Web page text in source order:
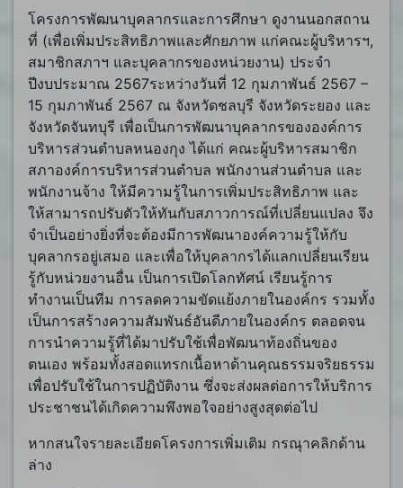
โครงการพัฒนาบุคลากรและการศึกษา ดูงานนอกสถาน
ที่ (เพื่อเพิ่มประสิทธิภาพและศักยภาพ แก่คณะผู้บริหารฯ,
สมาชิกสภาฯ และบุคลากรของหน่วยงาน) ประจำ
ปีงบประมาณ 2567ระหว่างวันที่ 12 กุมภาพันธ์ 2567 –
15 กุมภาพันธ์ 2567 ณ จังหวัดชลบุรี จังหวัดระยอง และ
จังหวัดจันทบุรี เพื่อเป็นการพัฒนาบุคลากรขององค์การ
บริหารส่วนตำบลหนองกุง ได้แก่ คณะผู้บริหารสมาชิก
สภาองค์การบริหารส่วนตำบล พนักงานส่วนตำบล และ
พนักงานจ้าง ให้มีความรู้ในการเพิ่มประสิทธิภาพ และ
ให้สามารถปรับตัวให้ทันกับสภาวการณ์ที่เปลี่ยนแปลง จึง
จำเป็นอย่างยิ่งที่จะต้องมีการพัฒนาองค์ความรู้ให้กับ
บุคลากรอยู่เสมอ และเพื่อให้บุคลากรได้แลกเปลี่ยนเรียน
รู้กับหน่วยงานอื่น เป็นการเปิดโลกทัศน์ เรียนรู้การ
ทำงานเป็นทีม การลดความขัดแย้งภายในองค์กร รวมทั้ง
เป็นการสร้างความสัมพันธ์อันดีภายในองค์กร ตลอดจน
การนำความรู้ที่ได้มาปรับใช้เพื่อพัฒนาท้องถิ่นของ
ตนเอง พร้อมทั้งสอดแทรกเนื้อหาด้านคุณธรรมจริยธรรม
เพื่อปรับใช้ในการปฏิบัติงาน ซึ่งจะส่งผลต่อการให้บริการ
ประชาชนได้เกิดความพึงพอใจอย่างสูงสุดต่อไป
หากสนใจรายละเอียดโครงการเพิ่มเติม กรณุาคลิกด้าน
ล่าง